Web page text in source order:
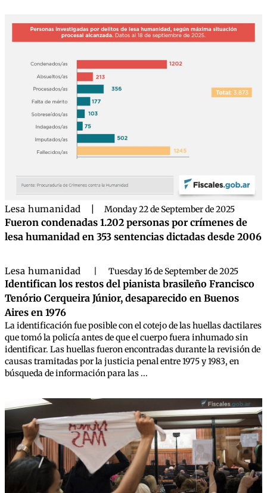
Lesa humanidad Monday 22 de September de 2025
Fueron condenadas 1.202 personas por crímenes de
lesa humanidad en 353 sentencias dictadas desde 2006
Lesa humanidad Tuesday 16 de September de 2025
Identifican los restos del pianista brasileño Francisco
Tenório Cerqueira Júnior, desaparecido en Buenos
Aires en 1976
La identificación fue posible con el cotejo de las huellas dactilares
que tomó la policía antes de que el cuerpo fuera inhumado sin
identificar. Las huellas fueron encontradas durante la revisión de
causas tramitadas por la justicia penal entre 1975 y 1983, en
búsqueda de información para las ...